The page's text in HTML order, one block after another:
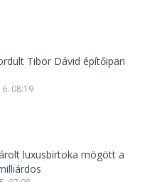
Tibor Dávid építőipari
08:19
luxusbirtoka mögött a